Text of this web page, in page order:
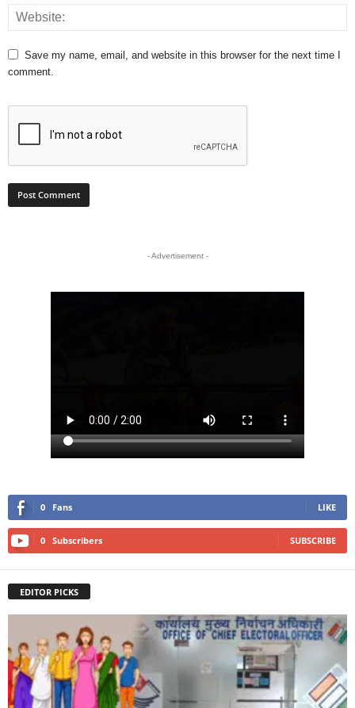
Save my name, email, and website in this browser for the next time I
comment.
- Advertisement -
0 Fans LIKE
0 Subscribers SUBSCRIBE
EDITOR PICKS